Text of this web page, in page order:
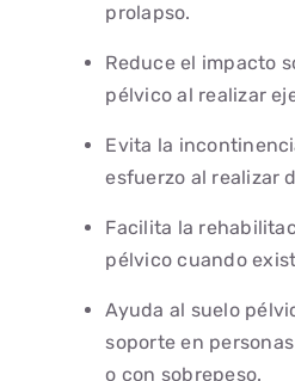
prolapso.
Reduce el impacto
pélvico al realizar
Evita la
esfuerzo al realizar
Facilita la
pélvico cuando
Ayuda al suelo
soporte en
o con sobrepeso.